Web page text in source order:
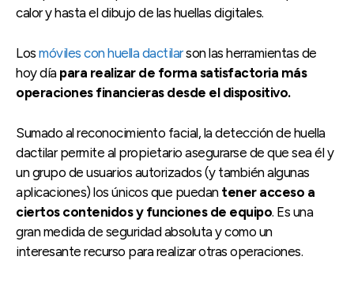
calor y hasta el dibujo de las huellas digitales.
Los móviles con huella dactilarson las herramientas de
hoy día para realizar de forma satisfactoria más
operaciones financieras desde el dispositivo.
Sumado al reconocimiento facial, la detección de huella
dactilar permite al propietario asegurarse de que sea él y
un grupo de usuarios autorizados (y también algunas
aplicaciones) los únicos que puedantener acceso a
ciertos contenidos y funciones de equipo. Es una
gran medida de seguridad absoluta y como un
interesante recurso para realizar otras operaciones.